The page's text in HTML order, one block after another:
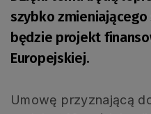
szybko zmieniającego
będzie projekt
Europejskiej.
Umowę przyznającą